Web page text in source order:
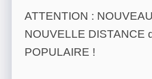
ATTENTION :
NOUVELLE DISTANCE
POPULAIRE !